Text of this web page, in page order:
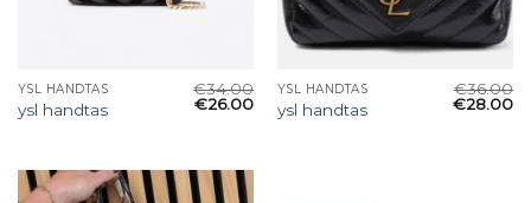
YSL HANDTAS
ysl handtas
€34.00
€26.00
YSL HANDTAS
ysl handtas
€36.00
€28.00